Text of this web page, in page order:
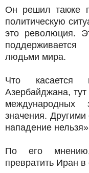
Он решил также
политическую
это революция.
людьми мира.
Что касается
Азербайджана,
значения. Другими
нападение
По его
превратить Иран